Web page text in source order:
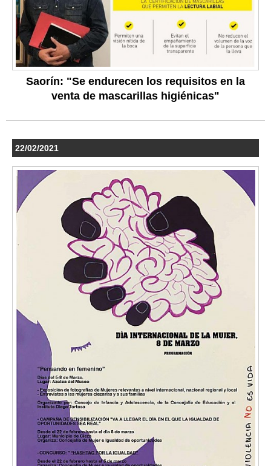
Saorín: "Se endurecen los requisitos en la
venta de mascarillas higiénicas"
22/02/2021